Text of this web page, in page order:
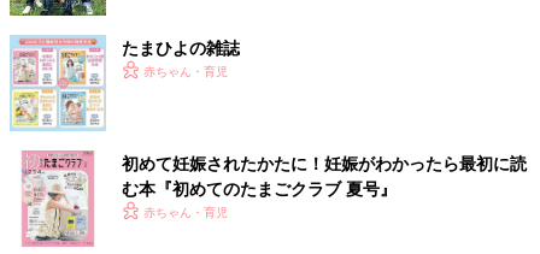
いました。
おすすめの離乳食グッズは？
たまひよの雑誌
赤ちゃん・育児
初めて妊娠されたかたに！妊娠がわかったら最初に読
む本『初めてのたまごクラブ 夏号』
赤ちゃん・育児